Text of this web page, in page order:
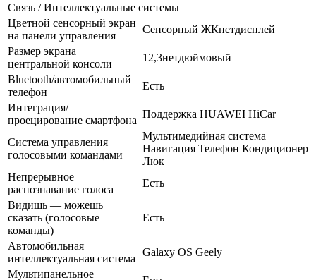
Связь / Интеллектуальные системы
Цветной сенсорный экран
на панели управления
Сенсорный ЖКнетдисплей
Размер экрана
центральной консоли
12,3нетдюймовый
Bluetooth/автомобильный
телефон
Есть
Интеграция/
проецирование смартфона
Поддержка HUAWEI HiCar
Система управления
голосовыми командами
Мультимедийная система
Навигация Телефон Кондиционер
Люк
Непрерывное
распознавание голоса
Есть
Видишь — можешь
сказать (голосовые
команды)
Есть
Автомобильная
интеллектуальная система
Galaxy OS Geely
Мультипанельное